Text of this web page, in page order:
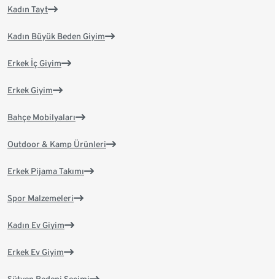
Kadın Tayt
Kadın Büyük Beden Giyim
Erkek İç Giyim
Erkek Giyim
Bahçe Mobilyaları
Outdoor & Kamp Ürünleri
Erkek Pijama Takımı
Spor Malzemeleri
Kadın Ev Giyim
Erkek Ev Giyim